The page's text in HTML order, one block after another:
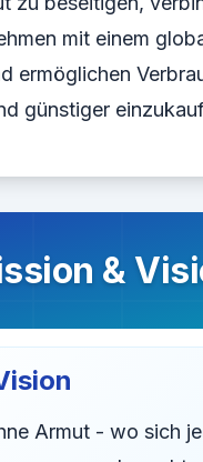
mit einem
ermöglichen
günstiger
&
Armut - wo sich